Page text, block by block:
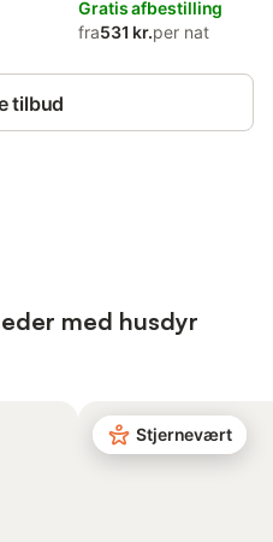
Gratis afbestilling
fra531 kr.per nat
tilbud
med husdyr
Stjernevært